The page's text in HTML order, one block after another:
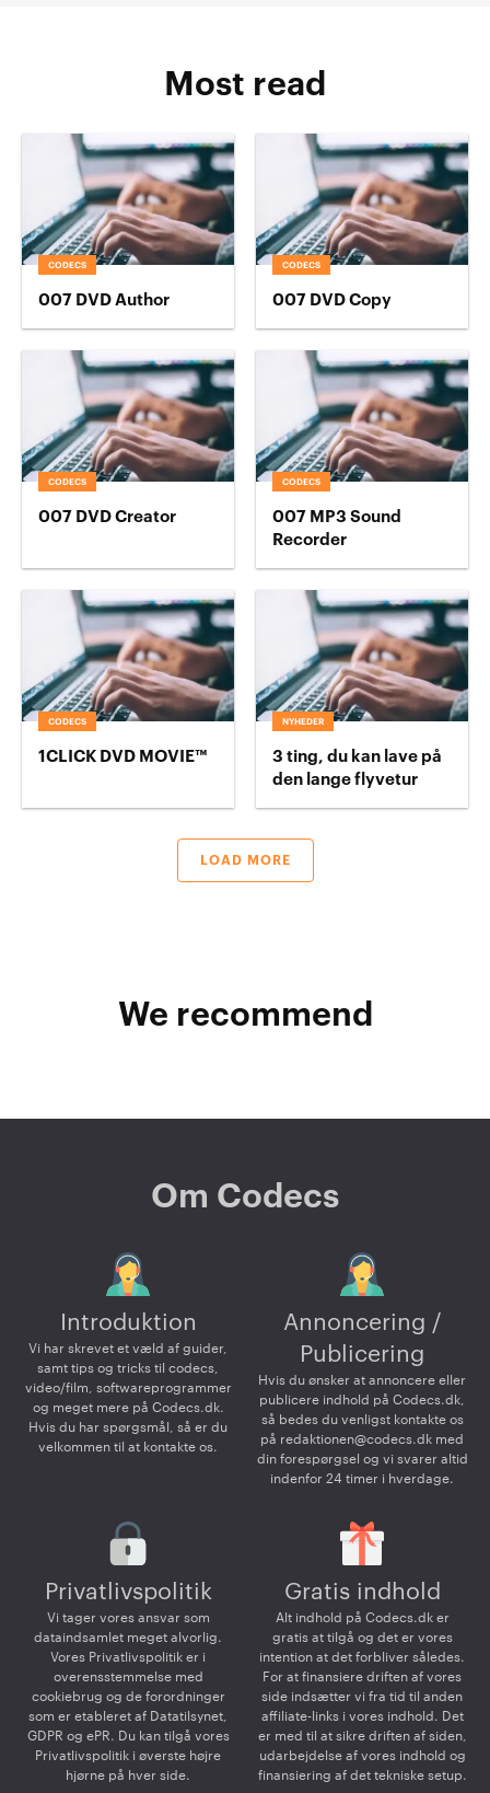
Most read
CODECS
007 DVD Author
CODECS
007 DVD Copy
CODECS
007 DVD Creator
CODECS
007 MP3 Sound
Recorder
CODECS
1CLICK DVD MOVIE™
NYHEDER
3 ting, du kan lave på
den lange flyvetur
LOAD MORE
We recommend
Om Codecs
Introduktion
Vi har skrevet et væld af guider,
samt tips og tricks til codecs,
video/film, softwareprogrammer
og meget mere på Codecs.dk.
Hvis du har spørgsmål, så er du
velkommen til at kontakte os.
Annoncering /
Publicering
Hvis du ønsker at annoncere eller
publicere indhold på Codecs.dk,
så bedes du venligst kontakte os
på redaktionen@codecs.dk med
din forespørgsel og vi svarer altid
indenfor 24 timer i hverdage.
Privatlivspolitik
Vi tager vores ansvar som
dataindsamlet meget alvorlig.
Vores Privatlivspolitik er i
overensstemmelse med
cookiebrug og de forordninger
som er etableret af Datatilsynet,
GDPR og ePR. Du kan tilgå vores
Privatlivspolitik i øverste højre
hjørne på hver side.
Gratis indhold
Alt indhold på Codecs.dk er
gratis at tilgå og det er vores
intention at det forbliver således.
For at finansiere driften af vores
side indsætter vi fra tid til anden
affiliate-links i vores indhold. Det
er med til at sikre driften af siden,
udarbejdelse af vores indhold og
finansiering af det tekniske setup.